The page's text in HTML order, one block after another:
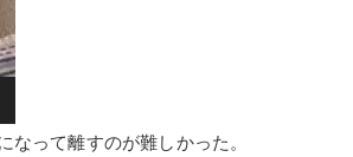
って離すのが難しかった。